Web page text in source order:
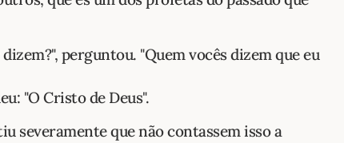
dizem?", perguntou. "Quem vocês dizem que eu
"O Cristo de Deus".
severamente que não contassem isso a